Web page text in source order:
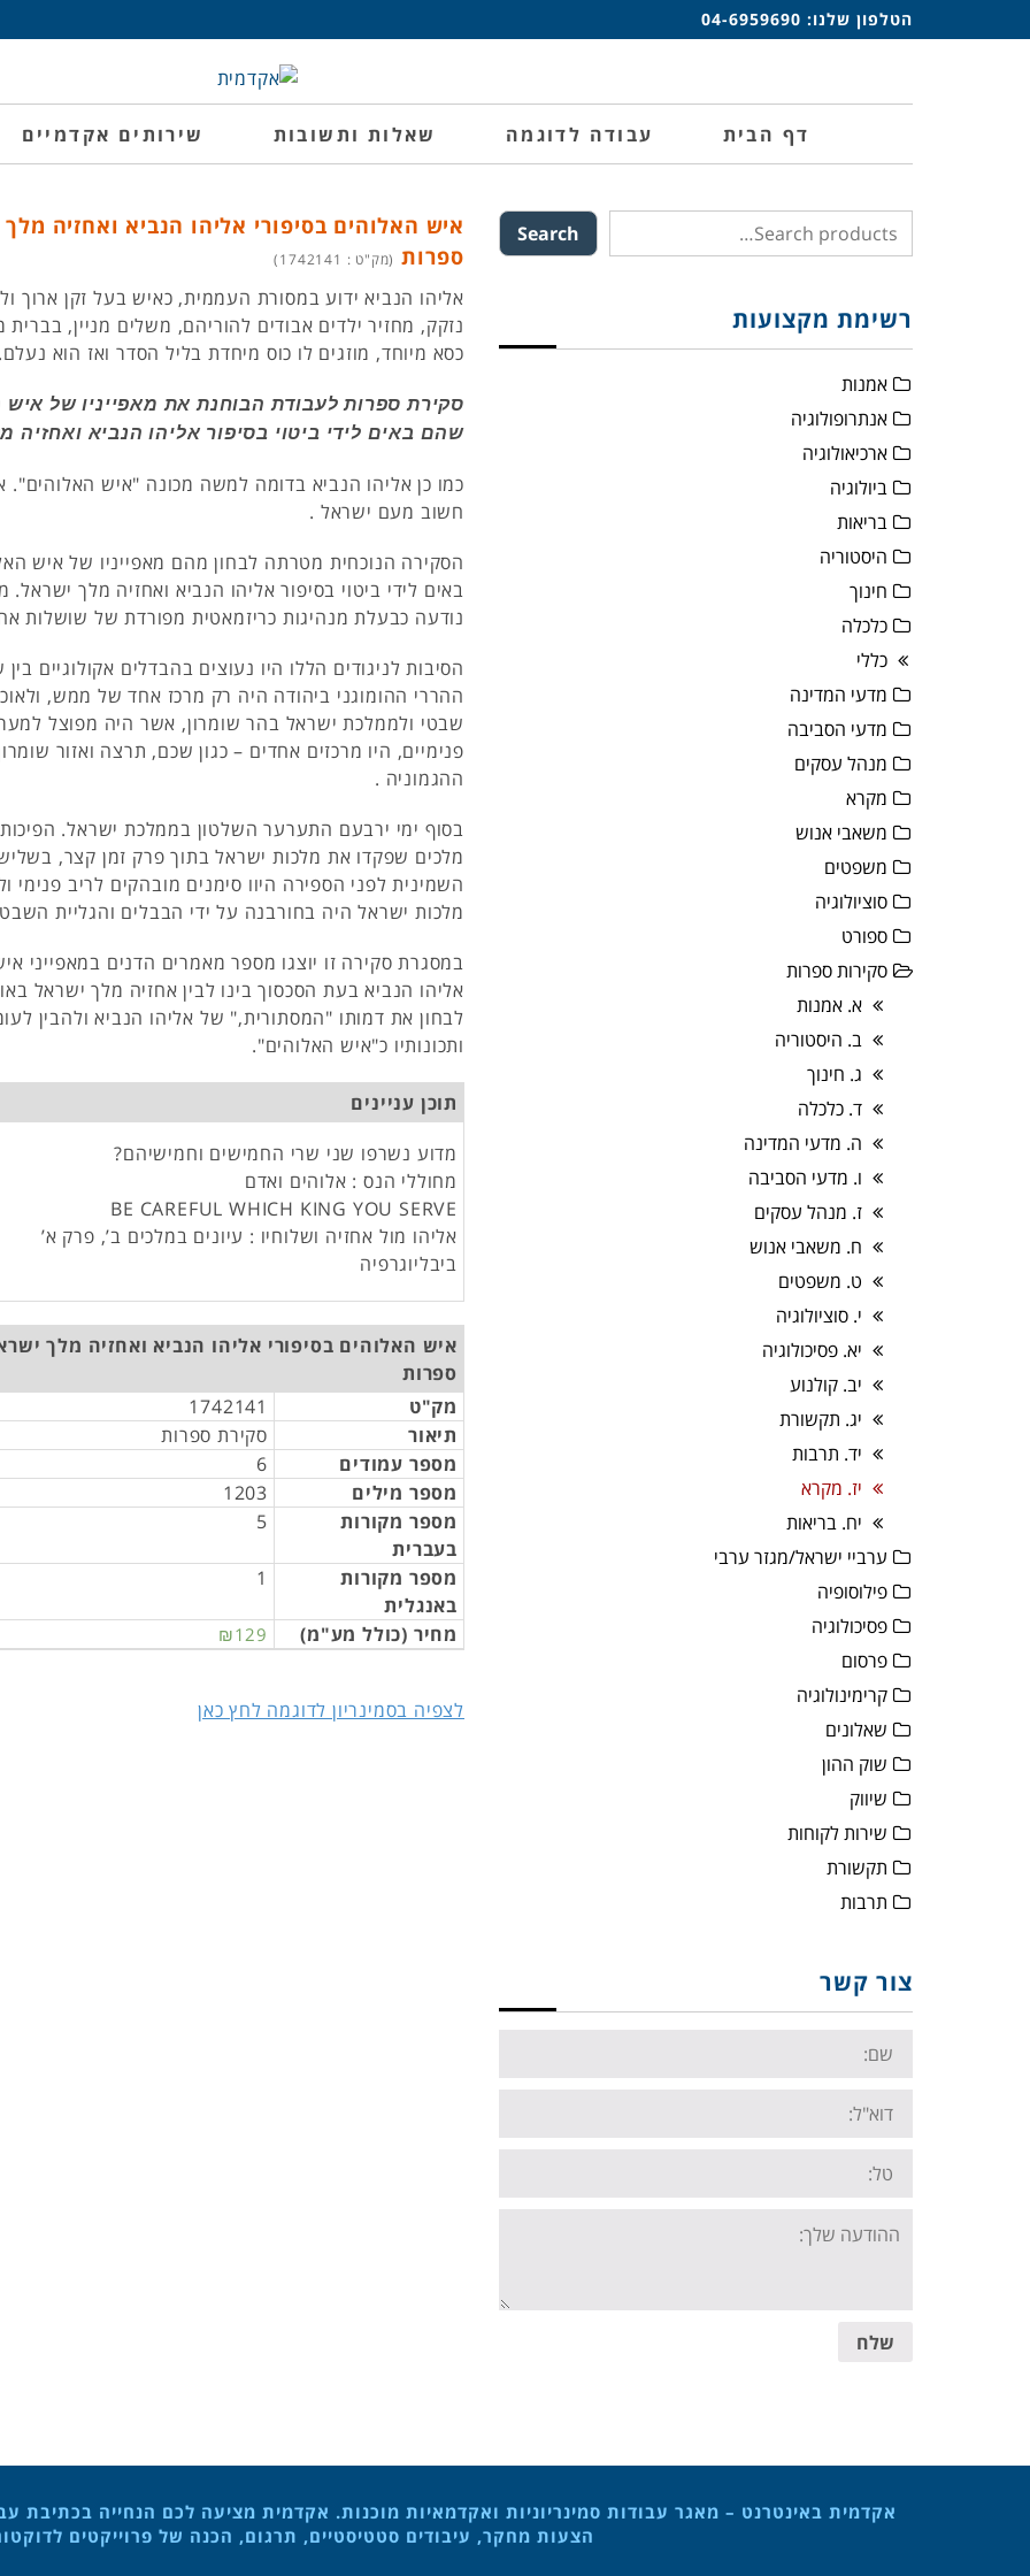
הטלפון שלנו: 04-6959690
דף הבית עבודה לדוגמה שאלות ותשובות שירותים אקדמיים
איש האלוהים בסיפורי אליהו הנביא ואחזיה
ספרות (מק"ט : 1742141)
אליהו הנביא ידוע במסורת העממית, כאיש בעל זקן ארוך
נזקק, מחזיר ילדים אבודים להוריהם, משלים מניין, בברית
כסא מיוחד, מוזגים לו כוס מיחדת בליל הסדר ואז הוא נעלם.
סקירת ספרות לעבודת הבוחנת את מאפייניו של איש
שהם באים לידי ביטוי בסיפור אליהו הנביא ואחזיה
כמו כן אליהו הנביא בדומה למשה מכונה "איש האלוהים".
חשוב מעם ישראל .
הסקירה הנוכחית מטרתה לבחון מהם מאפייניו של איש
באים לידי ביטוי בסיפור אליהו הנביא ואחזיה מלך
נודעה כבעלת מנהיגות כריזמאטית מפורדת של שושלות
הסיבות לניגודים הללו היו נעוצים בהבדלים אקולוגיים
ההררי ההומוגני ביהודה היה רק מרכז אחד של ממש,
שבטי ולממלכת ישראל בהר שומרון, אשר היה מפוצל
פנימיים, היו מרכזים אחדים – כגון שכם, תרצה ואזור
ההגמוניה .
בסוף ימי ירבעם התערער השלטון בממלכת ישראל. הפיכות
מלכים שפקדו את מלכות ישראל בתוך פרק זמן קצר,
השמינית לפני הספירה היוו סימנים מובהקים לריב פנימי
מלכות ישראל היה בחורבנה על ידי הבבלים והגליית
במסגרת סקירה זו יוצגו מספר מאמרים הדנים במאפייני
אליהו הנביא בעת הסכסוך בינו לבין אחזיה מלך ישראל
לבחון את דמותו "המסתורית," של אליהו הנביא ולהבין
ותכונותיו כ"איש האלוהים".
תוכן עניינים
מדוע נשרפו שני שרי החמישים וחמישיהם?
מחוללי הנס : אלוהים ואדם
BE CAREFUL WHICH KING YOU SERVE
אליהו מול אחזיה ושלוחיו : עיונים במלכים ב’, פרק א’
ביבליוגרפיה
איש האלוהים בסיפורי אליהו הנביא ואחזיה מלך
ספרות
מק"ט
1742141
תיאור
סקירת ספרות
מספר עמודים
6
מספר מילים
1203
מספר מקורות
בעברית
5
מספר מקורות
באנגלית
1
מחיר (כולל מע"מ) ₪129
לצפיה בסמינריון לדוגמה לחץ כאן
Search
רשימת מקצועות
אמנות
אנתרופולוגיה
ארכיאולוגיה
ביולוגיה
בריאות
היסטוריה
חינוך
כלכלה
כללי
מדעי המדינה
מדעי הסביבה
מנהל עסקים
מקרא
משאבי אנוש
משפטים
סוציולוגיה
ספורט
סקירות ספרות
א. אמנות
ב. היסטוריה
ג. חינוך
ד. כלכלה
ה. מדעי המדינה
ו. מדעי הסביבה
ז. מנהל עסקים
ח. משאבי אנוש
ט. משפטים
י. סוציולוגיה
יא. פסיכולוגיה
יב. קולנוע
יג. תקשורת
יד. תרבות
יז. מקרא
יח. בריאות
ערביי ישראל/מגזר ערבי
פילוסופיה
פסיכולוגיה
פרסום
קרימינולוגיה
שאלונים
שוק ההון
שיווק
שירות לקוחות
תקשורת
תרבות
צור קשר
Name:
Email:
Tel:
Your
message:
שלח
אקדמית באינטרנט – מאגר עבודות סמינריוניות ואקדמאיות מוכנות. אקדמית מציעה לכם הנחייה בכתיבת
הצעות מחקר, עיבודים סטטיסטיים, תרגום, הכנה של פרוייקטים